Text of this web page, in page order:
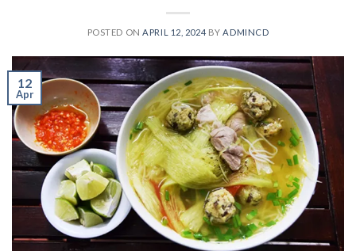
POSTED ONAPRIL 12, 2024 BYADMINCD
12
Apr